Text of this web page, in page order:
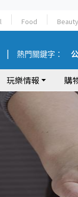
Food Beauty
熱門關鍵字：
玩樂情報 購